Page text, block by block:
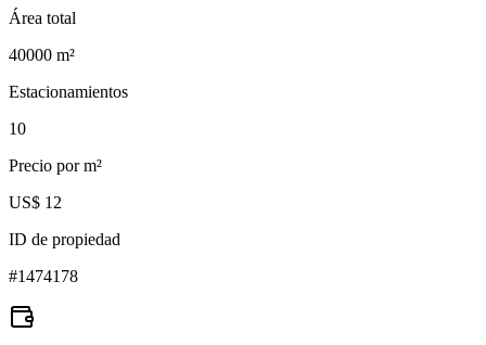
Área total
40000 m²
Estacionamientos
10
Precio por m²
US$ 12
ID de propiedad
#1474178